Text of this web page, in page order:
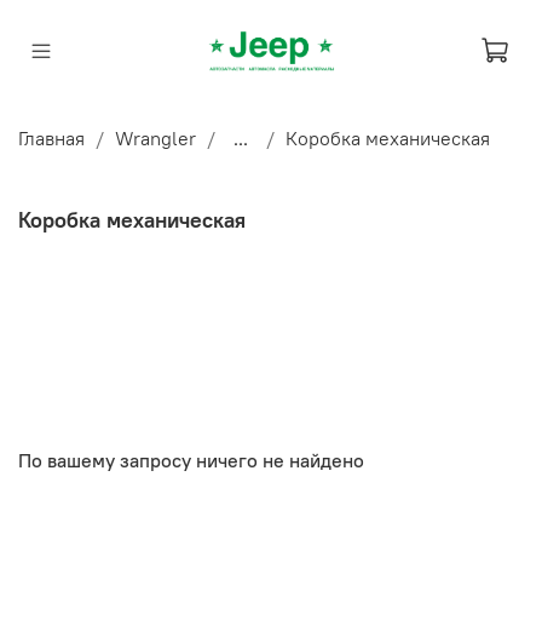
Главная Wrangler ... Коробка механическая
Коробка механическая
По вашему запросу ничего не найдено